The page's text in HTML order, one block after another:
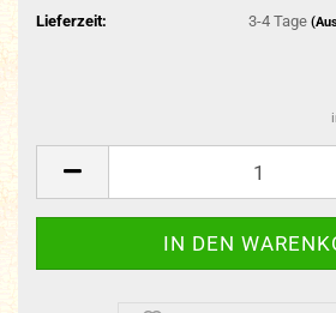
Lieferzeit:
3-4 Tage